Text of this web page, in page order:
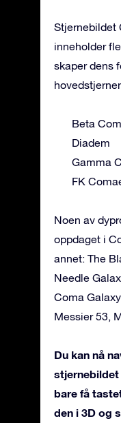
Stjernebildet
inneholder
skaper dens
Beta
Diadem
Gamma
FK
Noen av
oppdaget i
annet: The
Needle
Coma
Messier 53,
Du kan nå
stjernebildet
bare få
den i 3D og